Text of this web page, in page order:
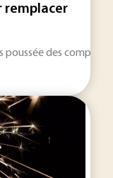
remplacer
des